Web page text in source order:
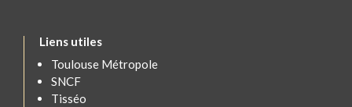
Liens utiles
Toulouse Métropole
SNCF
Tisséo